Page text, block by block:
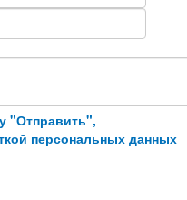
"Отправить",
персональных данных